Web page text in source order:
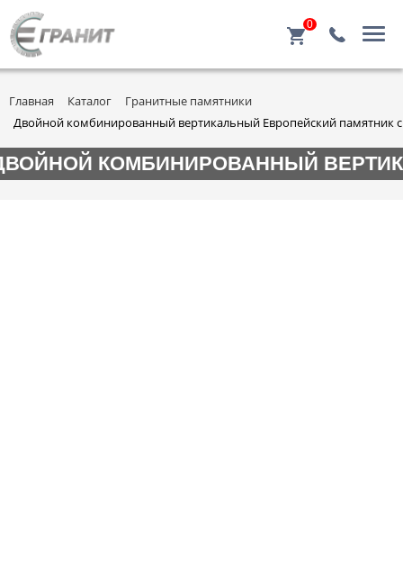
0
Главная Каталог
Гранитные памятники
Двойной комбинированный вертикальный Европейский памятник
КОМБИНИРОВАННЫЙ